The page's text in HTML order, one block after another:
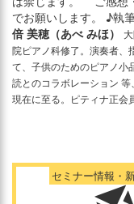
でお願いします。 ♪執
倍 美穂（あべ みほ）
院ピアノ科修了。演奏者、
て、子供のためのピアノ小
読とのコラボレーション 等
現在に至る。ピティナ正会員
セミナー情報・